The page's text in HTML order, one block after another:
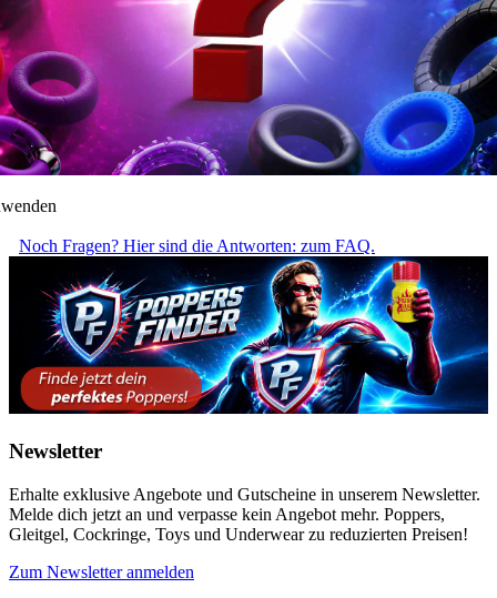
Noch Fragen? Hier sind die Antworten: zum FAQ.
Newsletter
Erhalte exklusive Angebote und Gutscheine in unserem Newsletter.
Melde dich jetzt an und verpasse kein Angebot mehr. Poppers,
Gleitgel, Cockringe, Toys und Underwear zu reduzierten Preisen!
Zum Newsletter anmelden